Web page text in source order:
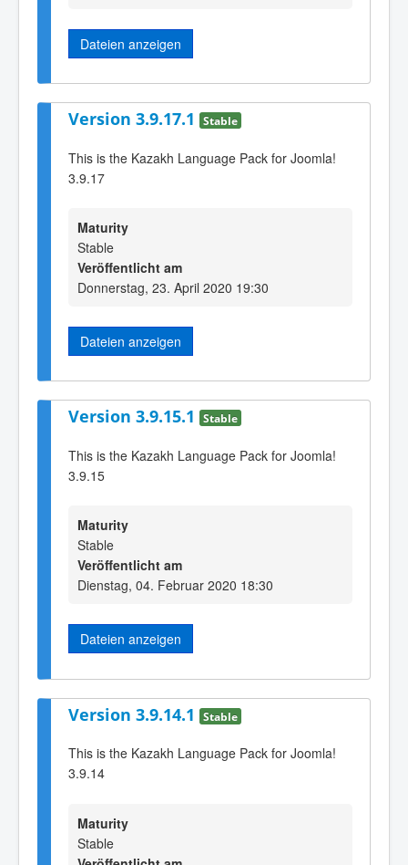
Dateien anzeigen
Version 3.9.17.1 Stable
This is the Kazakh Language Pack for Joomla!
3.9.17
Maturity
Stable
Veröffentlicht am
Donnerstag, 23. April 2020 19:30
Dateien anzeigen
Version 3.9.15.1 Stable
This is the Kazakh Language Pack for Joomla!
3.9.15
Maturity
Stable
Veröffentlicht am
Dienstag, 04. Februar 2020 18:30
Dateien anzeigen
Version 3.9.14.1 Stable
This is the Kazakh Language Pack for Joomla!
3.9.14
Maturity
Stable